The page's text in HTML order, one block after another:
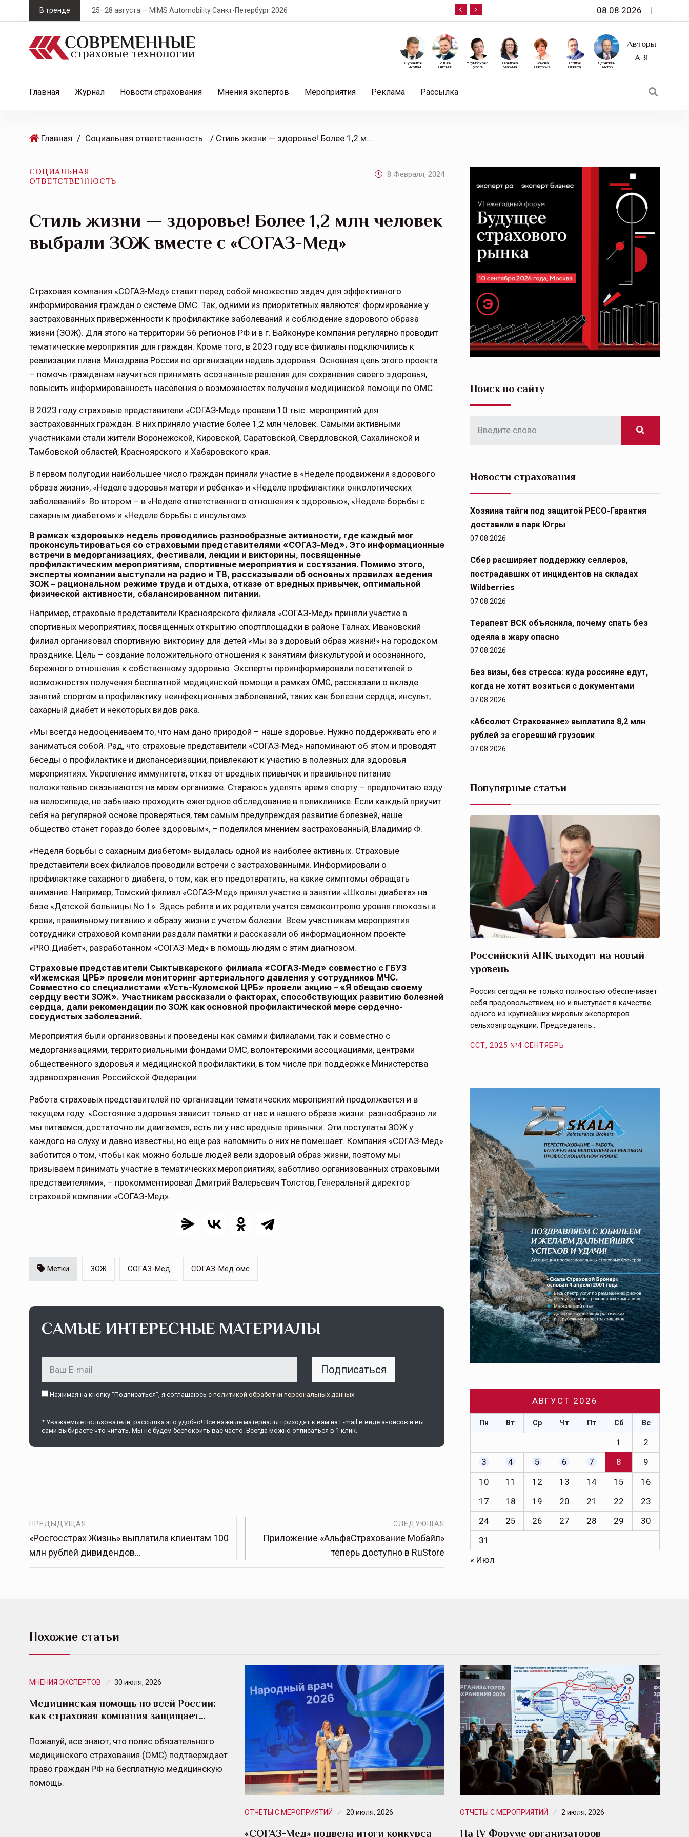
k
В тренде 25–28 августа — MIMS Automobility Санкт-Петербург 2026 10 сентября — «Эксперт РА» приглашает на
08.08.2026
Авторы
А-Я
Дерябкин
Виктор
Теплов
Никита
Конова
Виктория
Павлова
Марина
Улумбекова
Гузель
Ильин
Евгений
Журавлев
Николай
Главная Журнал Новости страхования Мнения экспертов Мероприятия Реклама Рассылка
Главная / Социальная ответственность / Стиль жизни — здоровье! Более 1,2 млн человек выбрали ЗОЖ вместе с «СОГАЗ-Мед»
СОЦИАЛЬНАЯ
ОТВЕТСТВЕННОСТЬ
8 Февраля, 2024
Стиль жизни — здоровье! Более 1,2 млн человек
выбрали ЗОЖ вместе с «СОГАЗ-Мед»
Страховая компания «СОГАЗ-Мед» ставит перед собой множество задач для эффективного
информирования граждан о системе ОМС. Так, одними из приоритетных являются: формирование у
застрахованных приверженности к профилактике заболеваний и соблюдение здорового образа
жизни (ЗОЖ). Для этого на территории 56 регионов РФ и в г. Байконуре компания регулярно проводит
тематические мероприятия для граждан. Кроме того, в 2023 году все филиалы подключились к
реализации плана Минздрава России по организации недель здоровья. Основная цель этого проекта
– помочь гражданам научиться принимать осознанные решения для сохранения своего здоровья,
повысить информированность населения о возможностях получения медицинской помощи по ОМС.
В 2023 году страховые представители «СОГАЗ-Мед» провели 10 тыс. мероприятий для
застрахованных граждан. В них приняло участие более 1,2 млн человек. Самыми активными
участниками стали жители Воронежской, Кировской, Саратовской, Свердловской, Сахалинской и
Тамбовской областей, Красноярского и Хабаровского края.
В первом полугодии наибольшее число граждан приняли участие в «Неделе продвижения здорового
образа жизни», «Неделе здоровья матери и ребенка» и «Неделе профилактики онкологических
заболеваний». Во втором – в «Неделе ответственного отношения к здоровью», «Неделе борьбы с
сахарным диабетом» и «Неделе борьбы с инсультом».
В рамках «здоровых» недель проводились разнообразные активности, где каждый мог
проконсультироваться со страховыми представителями «СОГАЗ-Мед». Это информационные
встречи в медорганизациях, фестивали, лекции и викторины, посвященные
профилактическим мероприятиям, спортивные мероприятия и состязания. Помимо этого,
эксперты компании выступали на радио и ТВ, рассказывали об основных правилах ведения
ЗОЖ – рациональном режиме труда и отдыха, отказе от вредных привычек, оптимальной
физической активности, сбалансированном питании.
Например, страховые представители Красноярского филиала «СОГАЗ-Мед» приняли участие в
спортивных мероприятиях, посвященных открытию спортплощадки в районе Талнах. Ивановский
филиал организовал спортивную викторину для детей «Мы за здоровый образ жизни!» на городском
празднике. Цель – создание положительного отношения к занятиям физкультурой и осознанного,
бережного отношения к собственному здоровью. Эксперты проинформировали посетителей о
возможностях получения бесплатной медицинской помощи в рамках ОМС, рассказали о вкладе
занятий спортом в профилактику неинфекционных заболеваний, таких как болезни сердца, инсульт,
сахарный диабет и некоторых видов рака.
«Мы всегда недооцениваем то, что нам дано природой – наше здоровье. Нужно поддерживать его и
заниматься собой. Рад, что страховые представители «СОГАЗ-Мед» напоминают об этом и проводят
беседы о профилактике и диспансеризации, привлекают к участию в полезных для здоровья
мероприятиях. Укрепление иммунитета, отказ от вредных привычек и правильное питание
положительно сказываются на моем организме. Стараюсь уделять время спорту – предпочитаю езду
на велосипеде, не забываю проходить ежегодное обследование в поликлинике. Если каждый приучит
себя на регулярной основе проверяться, тем самым предупреждая развитие болезней, наше
общество станет гораздо более здоровым», – поделился мнением застрахованный, Владимир Ф.
«Неделя борьбы с сахарным диабетом» выдалась одной из наиболее активных. Страховые
представители всех филиалов проводили встречи с застрахованными. Информировали о
профилактике сахарного диабета, о том, как его предотвратить, на какие симптомы обращать
внимание. Например, Томский филиал «СОГАЗ-Мед» принял участие в занятии «Школы диабета» на
базе «Детской больницы No 1». Здесь ребята и их родители учатся самоконтролю уровня глюкозы в
крови, правильному питанию и образу жизни с учетом болезни. Всем участникам мероприятия
сотрудники страховой компании раздали памятки и рассказали об информационном проекте
«PRO.Диабет», разработанном «СОГАЗ-Мед» в помощь людям с этим диагнозом.
Страховые представители Сыктывкарского филиала «СОГАЗ-Мед» совместно с ГБУЗ
«Ижемская ЦРБ» провели мониторинг артериального давления у сотрудников МЧС.
Совместно со специалистами «Усть-Куломской ЦРБ» провели акцию – «Я обещаю своему
сердцу вести ЗОЖ». Участникам рассказали о факторах, способствующих развитию болезней
сердца, дали рекомендации по ЗОЖ как основной профилактической мере сердечно-
сосудистых заболеваний.
Мероприятия были организованы и проведены как самими филиалами, так и совместно с
медорганизациями, территориальными фондами ОМС, волонтерскими ассоциациями, центрами
общественного здоровья и медицинской профилактики, в том числе при поддержке Министерства
здравоохранения Российской Федерации.
Работа страховых представителей по организации тематических мероприятий продолжается и в
текущем году. «Состояние здоровья зависит только от нас и нашего образа жизни: разнообразно ли
мы питаемся, достаточно ли двигаемся, есть ли у нас вредные привычки. Эти постулаты ЗОЖ у
каждого на слуху и давно известны, но еще раз напомнить о них не помешает. Компания «СОГАЗ-Мед»
заботится о том, чтобы как можно больше людей вели здоровый образ жизни, поэтому мы
призываем принимать участие в тематических мероприятиях, заботливо организованных страховыми
представителями», – прокомментировал Дмитрий Валерьевич Толстов, Генеральный директор
страховой компании «СОГАЗ-Мед».
Метки ЗОЖ СОГАЗ-Мед СОГАЗ-Мед омс
САМЫЕ ИНТЕРЕСНЫЕ МАТЕРИАЛЫ
Подписаться
Нажимая на кнопку "Подписаться", я соглашаюсь c политикой обработки персональных данных
* Уважаемые пользователи, рассылка это удобно! Все важные материалы приходят к вам на E-mail в виде анонсов и вы
сами выбираете что читать. Мы не будем беспокоить вас часто. Всегда можно отписаться в 1 клик.
ПРЕДЫДУЩАЯ
«Росгосстрах Жизнь» выплатила клиентам 100
млн рублей дивидендов…
СЛЕДУЮЩАЯ
Приложение «АльфаСтрахование Мобайл»
теперь доступно в RuStore
Поиск по сайту
Новости страхования
Хозяина тайги под защитой РЕСО-Гарантия
доставили в парк Югры
07.08.2026
Сбер расширяет поддержку селлеров,
пострадавших от инцидентов на складах
Wildberries
07.08.2026
Терапевт ВСК объяснила, почему спать без
одеяла в жару опасно
07.08.2026
Без визы, без стресса: куда россияне едут,
когда не хотят возиться с документами
07.08.2026
«Абсолют Страхование» выплатила 8,2 млн
рублей за сгоревший грузовик
07.08.2026
Популярные статьи
Тамбов — под страховой защитой
Тамбовская область — не только
сельскохозяйственный регион с историческими
традициями выращивания агрокультур, но и зона
рискованного земледелия. Временно исполняющая
ССТ, 2025 №4 СЕНТЯБРЬ
ОСАГО требует переосмысления
Нормативно-правовое регулирование страхового
рынка в России является одним из наиболее
прогрессивных в мире, однако в отдельных
областях требует точечной доработки…
Российский АПК выходит на новый
уровень
Россия сегодня не только полностью обеспечивает
себя продовольствием, но и выступает в качестве
одного из крупнейших мировых экспортеров
сельхозпродукции. Председатель…
ССТ, 2025 №4 СЕНТЯБРЬ
АВГУСТ 2026
Пн Вт Ср Чт Пт Сб Вс
1
2
3
4 5 6 7 8
9
10
11 12 13 14 15
16
17
18 19 20 21 22
23
24
25 26 27 28 29
30
31
« Июл
Похожие статьи
МНЕНИЯ ЭКСПЕРТОВ 30 июля, 2026
Медицинская помощь по всей России:
как страховая компания защищает…
Пожалуй, все знают, что полис обязательного
медицинского страхования (ОМС) подтверждает
право граждан РФ на бесплатную медицинскую
помощь.
ОТЧЕТЫ С МЕРОПРИЯТИЙ 20 июля, 2026
«СОГАЗ-Мед» подвела итоги конкурса
ОТЧЕТЫ С МЕРОПРИЯТИЙ 2 июля, 2026
На IV Форуме организаторов